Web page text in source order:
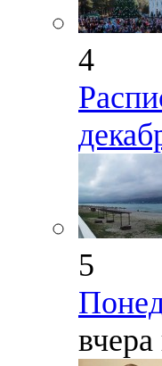
4
5